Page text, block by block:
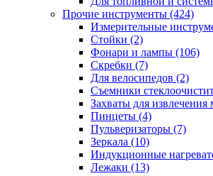
Прочие инструменты (424)
Измерительные
Стойки (2)
Фонари и лампы (106)
Скребки (7)
Для велосипедов (2)
Съемники
Захваты для извлечения
Пинцеты (4)
Пульверизаторы (7)
Зеркала (10)
Индукционные
Лежаки (13)